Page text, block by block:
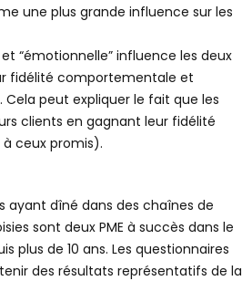
une plus grande influence sur les
“émotionnelle” influence les deux
fidélité comportementale et
peut expliquer le fait que les
clients en gagnant leur fidélité
ceux promis).
ayant dîné dans des chaînes de
sont deux PME à succès dans le
plus de 10 ans. Les questionnaires
des résultats représentatifs de la